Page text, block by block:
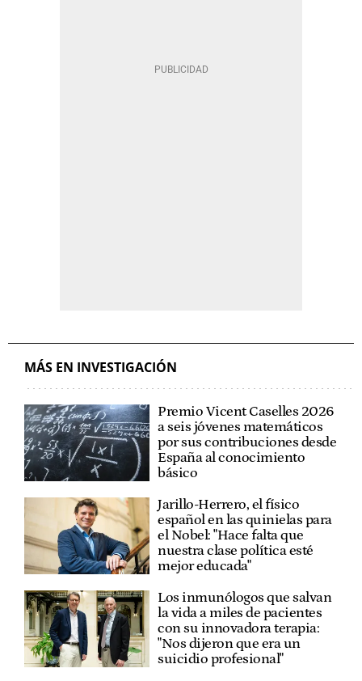
MÁS EN INVESTIGACIÓN
Premio Vicent Caselles 2026
a seis jóvenes matemáticos
por sus contribuciones desde
España al conocimiento
básico
Jarillo-Herrero, el físico
español en las quinielas para
el Nobel: "Hace falta que
nuestra clase política esté
mejor educada"
Los inmunólogos que salvan
la vida a miles de pacientes
con su innovadora terapia:
"Nos dijeron que era un
suicidio profesional"